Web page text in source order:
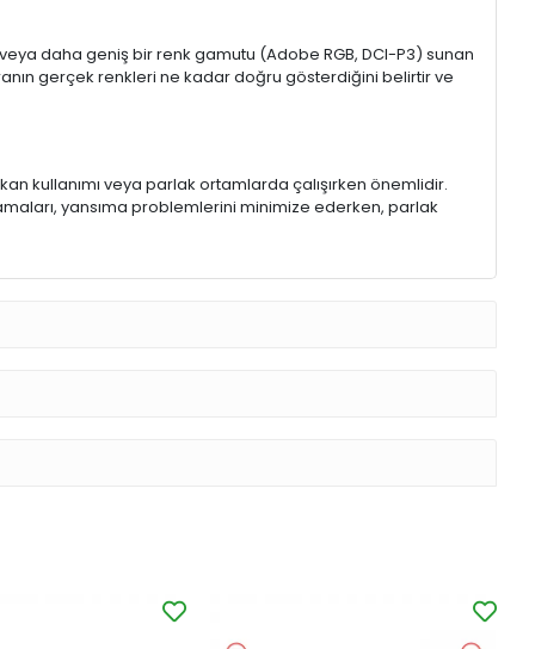
daha geniş bir renk gamutu (Adobe RGB, DCI-P3) sunan
gerçek renkleri ne kadar doğru gösterdiğini belirtir ve
kullanımı veya parlak ortamlarda çalışırken önemlidir.
yansıma problemlerini minimize ederken, parlak